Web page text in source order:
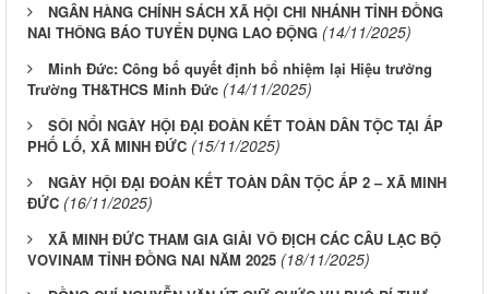
NGÂN HÀNG CHÍNH SÁCH XÃ HỘI CHI NHÁNH TỈNH ĐỒNG
NAI THÔNG BÁO TUYỂN DỤNG LAO ĐỘNG (14/11/2025)
Minh Đức: Công bố quyết định bổ nhiệm lại Hiệu trưởng
Trường TH&THCS Minh Đức (14/11/2025)
SÔI NỔI NGÀY HỘI ĐẠI ĐOÀN KẾT TOÀN DÂN TỘC TẠI ẤP
PHỐ LỐ, XÃ MINH ĐỨC (15/11/2025)
NGÀY HỘI ĐẠI ĐOÀN KẾT TOÀN DÂN TỘC ẤP 2 – XÃ MINH
ĐỨC (16/11/2025)
XÃ MINH ĐỨC THAM GIA GIẢI VÔ ĐỊCH CÁC CÂU LẠC BỘ
VOVINAM TỈNH ĐỒNG NAI NĂM 2025 (18/11/2025)